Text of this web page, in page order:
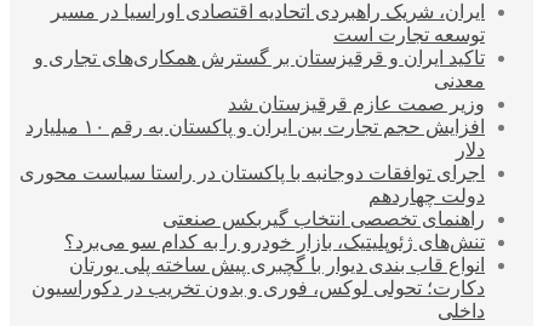
ایران، شریک راهبردی اتحادیه اقتصادی اوراسیا در مسیر
توسعه تجارت است
تاکید ایران و قرقیزستان بر گسترش همکاری‌های تجاری و
معدنی
وزیر صمت عازم قرقیزستان شد
افزایش حجم تجارت بین ایران و پاکستان به رقم ۱۰ میلیارد
دلار
اجرای توافقات دوجانبه با پاکستان در راستا سیاست محوری
دولت چهاردهم
راهنمای تخصصی انتخاب گیربکس صنعتی
تنش‌های ژئوپلیتیک، بازار خودرو را به کدام سو می‌برد؟
انواع قاب بندی دیوار با گچبری پیش ساخته پلی یورتان
دکارت؛ تحولی لوکس، فوری و بدون تخریب در دکوراسیون
داخلی